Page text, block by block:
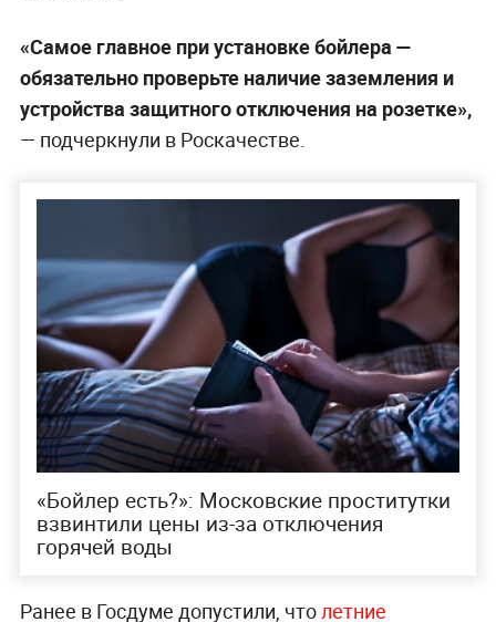
«Самое главное при установке бойлера —
обязательно проверьте наличие заземления и
устройства защитного отключения на розетке»,
— подчеркнули в Роскачестве.
«Бойлер есть?»: Московские проститутки
взвинтили цены из-за отключения
горячей воды
Ранее в Госдуме допустили, чтолетние